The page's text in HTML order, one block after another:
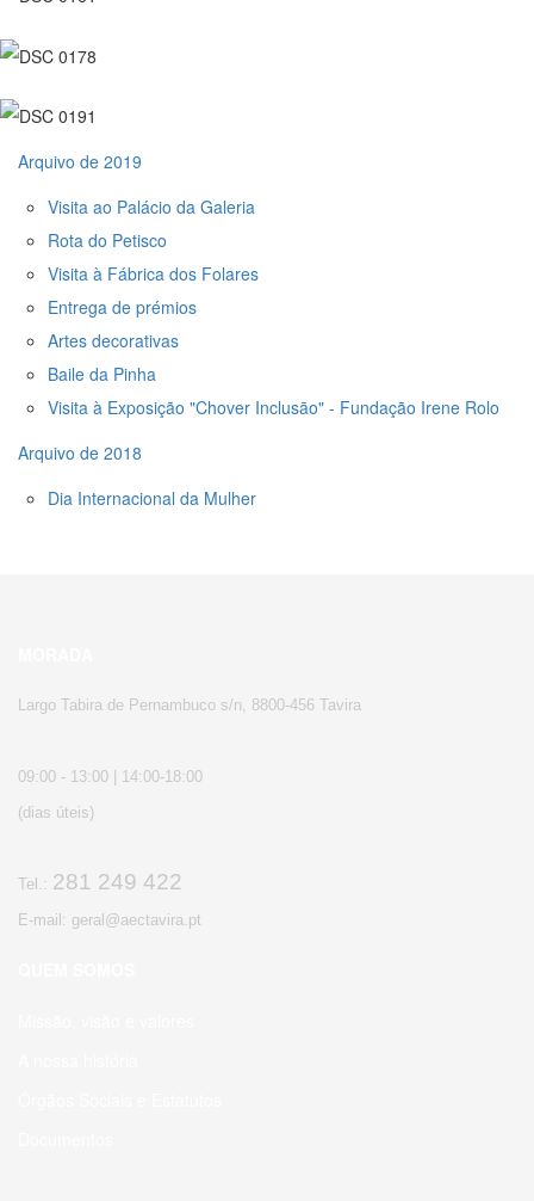
Arquivo de 2019
Visita ao Palácio da Galeria
Rota do Petisco
Visita à Fábrica dos Folares
Entrega de prémios
Artes decorativas
Baile da Pinha
Visita à Exposição "Chover Inclusāo" - Fundação Irene Rolo
Arquivo de 2018
Dia Internacional da Mulher
Largo Tabira de Pernambuco s/n, 8800-456 Tavira
09:00 - 13:00 | 14:00-18:00
(dias úteis)
Tel.: 281 249 422
E-mail: geral@aectavira.pt